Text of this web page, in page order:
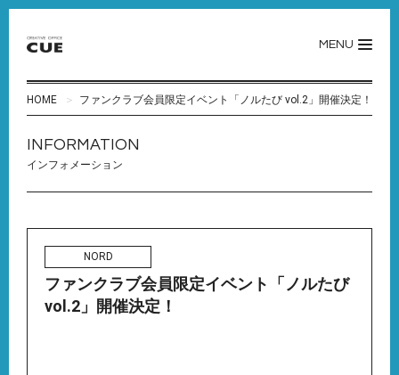
MENU
HOME ファンクラブ会員限定イベント「ノルたび vol.2」開催決定！
INFORMATION
インフォメーション
NORD
ファンクラブ会員限定イベント「ノルたび
vol.2」開催決定！